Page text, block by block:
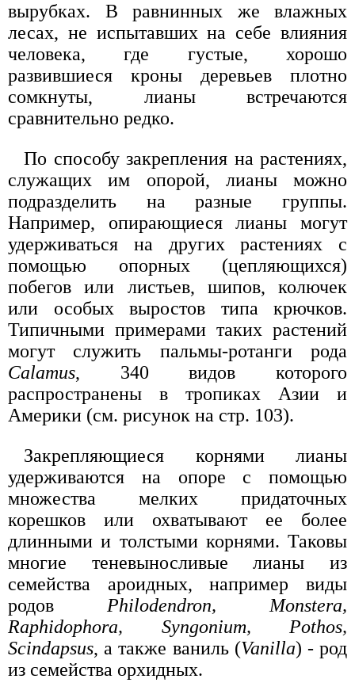
вырубках. В равнинных же влажных
лесах, не испытавших на себе влияния
человека, где густые, хорошо
развившиеся кроны деревьев плотно
сомкнуты, лианы встречаются
сравнительно редко.
По способу закрепления на растениях,
служащих им опорой, лианы можно
подразделить на разные группы.
Например, опирающиеся лианы могут
удерживаться на других растениях с
помощью опорных (цепляющихся)
побегов или листьев, шипов, колючек
или особых выростов типа крючков.
Типичными примерами таких растений
могут служить пальмы-ротанги рода
Calamus, 340 видов которого
распространены в тропиках Азии и
Америки (см. рисунок на стр. 103).
Закрепляющиеся корнями лианы
удерживаются на опоре с помощью
множества мелких придаточных
корешков или охватывают ее более
длинными и толстыми корнями. Таковы
многие теневыносливые лианы из
семейства ароидных, например виды
родов Philodendron, Monstera,
Raphidophora, Syngonium, Pothos,
Scindapsus, а также ваниль (Vanilla) - род
из семейства орхидных.